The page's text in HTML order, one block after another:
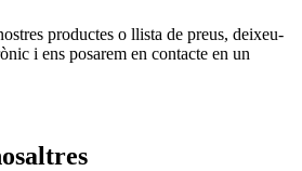
productes o llista de preus, deixeu-
i ens posarem en contacte en un